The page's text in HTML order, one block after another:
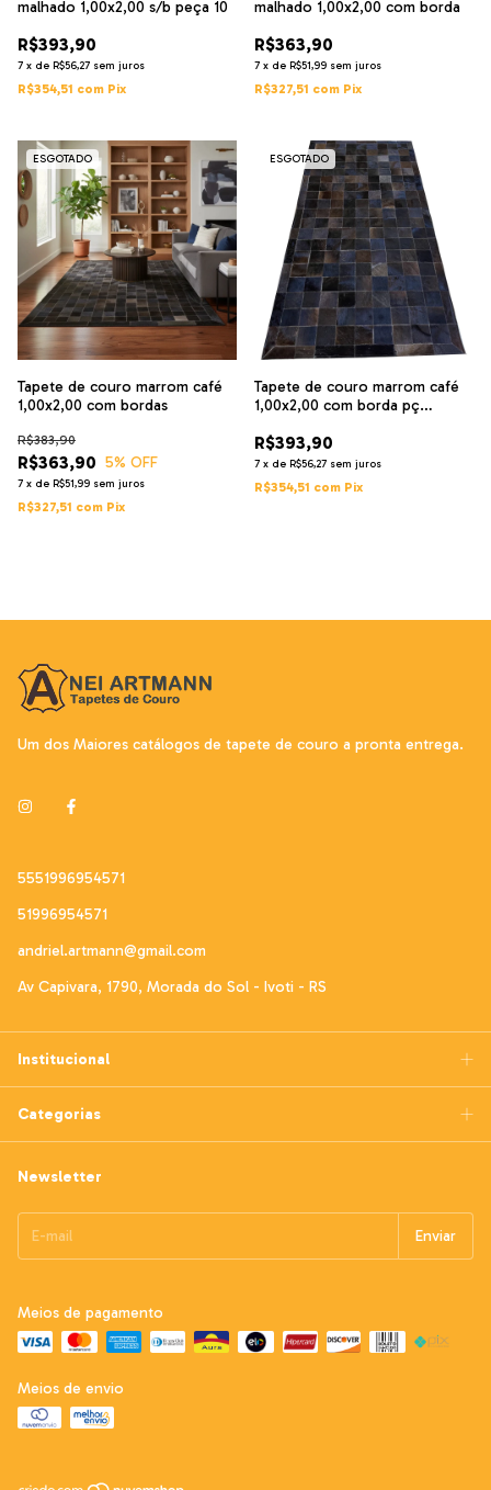
malhado 1,00x2,00 s/b peça 10
R$393,90
7 x de R$56,27 sem juros
R$354,51 com Pix
malhado 1,00x2,00 com borda
R$363,90
7 x de R$51,99 sem juros
R$327,51 com Pix
ESGOTADO
Tapete de couro marrom café
1,00x2,00 com bordas
R$363,90
R$383,90
5% OFF
7 x de R$51,99 sem juros
R$327,51 com Pix
ESGOTADO
Tapete de couro marrom café
1,00x2,00 com borda pç
R$393,90
7 x de R$56,27 sem juros
R$354,51 com Pix
Um dos Maiores catálogos de tapete de couro a pronta entrega.
5551996954571
51996954571
andriel.artmann@gmail.com
Av Capivara, 1790, Morada do Sol - Ivoti - RS
Institucional
Categorias
Newsletter
Meios de pagamento
Meios de envio